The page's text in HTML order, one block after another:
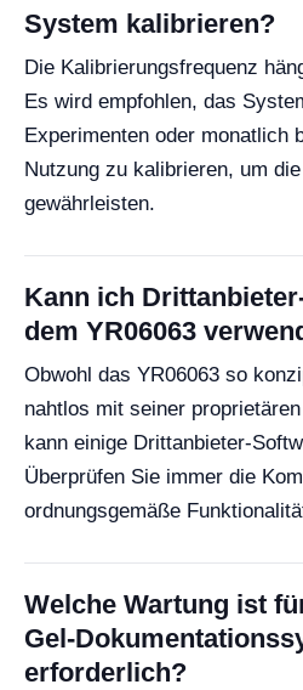
System kalibrieren?
Die Kalibrierungsfrequenz
Es wird empfohlen, das
Experimenten oder monatlich
Nutzung zu kalibrieren, um
gewährleisten.
Kann ich
dem YR06063
Obwohl das YR06063 so
nahtlos mit seiner
kann einige Drittanbieter-
Überprüfen Sie immer die
ordnungsgemäße
Welche Wartung ist
Gel-
erforderlich?